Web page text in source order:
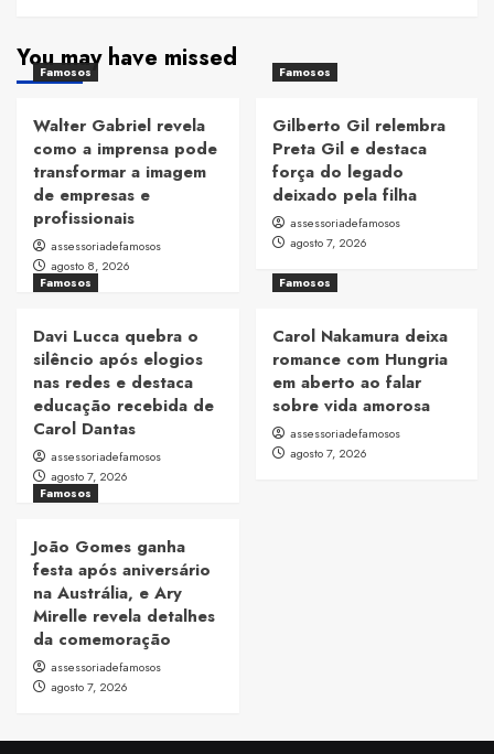
You may have missed
Famosos
Walter Gabriel revela
como a imprensa pode
transformar a imagem
de empresas e
profissionais
assessoriadefamosos
agosto 8, 2026
Famosos
Gilberto Gil relembra
Preta Gil e destaca
força do legado
deixado pela filha
assessoriadefamosos
agosto 7, 2026
Famosos
Davi Lucca quebra o
silêncio após elogios
nas redes e destaca
educação recebida de
Carol Dantas
assessoriadefamosos
agosto 7, 2026
Famosos
Carol Nakamura deixa
romance com Hungria
em aberto ao falar
sobre vida amorosa
assessoriadefamosos
agosto 7, 2026
Famosos
João Gomes ganha
festa após aniversário
na Austrália, e Ary
Mirelle revela detalhes
da comemoração
assessoriadefamosos
agosto 7, 2026